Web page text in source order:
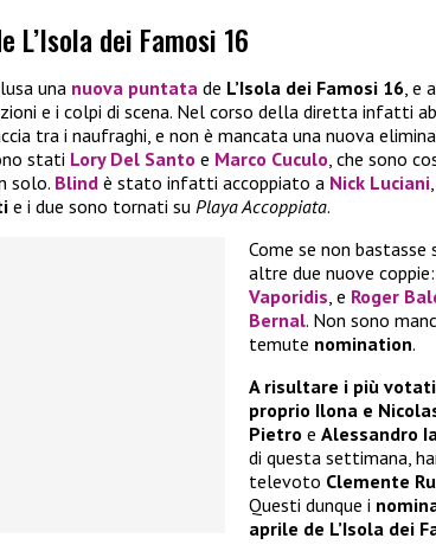
L’Isola dei Famosi 16
una nuova puntata de L’Isola dei Famosi 16, e
e i colpi di scena. Nel corso della diretta infatti
tra i naufraghi, e non è mancata una nuova
stati Lory Del Santo e Marco Cuculo, che sono
solo. Blind è stato infatti accoppiato a Nick Luciani
e i due sono tornati su Playa Accoppiata.
Come se non
altre due nuove coppie:
Vaporidis, e Roger
Bernal. Non sono
temute nomination.
A risultare i più
proprio Ilona e
Pietro e Alessandro
di questa settimana,
televoto Clemente
Questi dunque i
aprile de L’Isola dei